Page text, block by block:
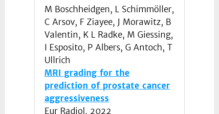
M Boschheidgen, L Schimmöller,
C Arsov, F Ziayee, J Morawitz, B
Valentin, K L Radke, M Giessing,
I Esposito, P Albers, G Antoch, T
Ullrich
MRI grading for the
prediction of prostate cancer
aggressiveness
Eur Radiol. 2022